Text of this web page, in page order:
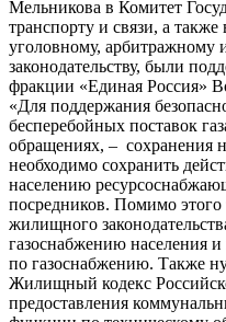
Мельникова в Комитет
транспорту и связи, а
уголовному, арбитражному
законодательству, были
фракции «Единая Россия»
«Для поддержания
бесперебойных поставок
обращениях, – сохранения
необходимо сохранить
населению
посредников. Помимо этого
жилищного
газоснабжению населения
по газоснабжению. Также
Жилищный кодекс
предоставления